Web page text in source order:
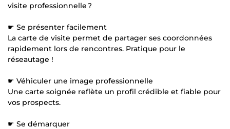
visite professionnelle ?
☛ Se présenter facilement
La carte de visite permet de partager ses coordonnées
rapidement lors de rencontres. Pratique pour le
réseautage !
☛ Véhiculer une image professionnelle
Une carte soignée reflète un profil crédible et fiable pour
vos prospects.
☛ Se démarquer